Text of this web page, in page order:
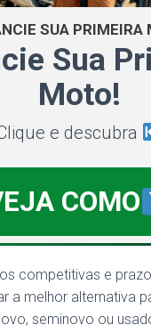
SUA PRIMEIRA
Sua
Moto!
e descubra
COMO
competitivas e
a melhor alternativa
seminovo ou